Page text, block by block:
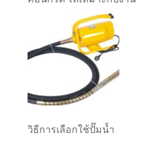
วิธีการเลือกใช้ปั๊มน้ำ